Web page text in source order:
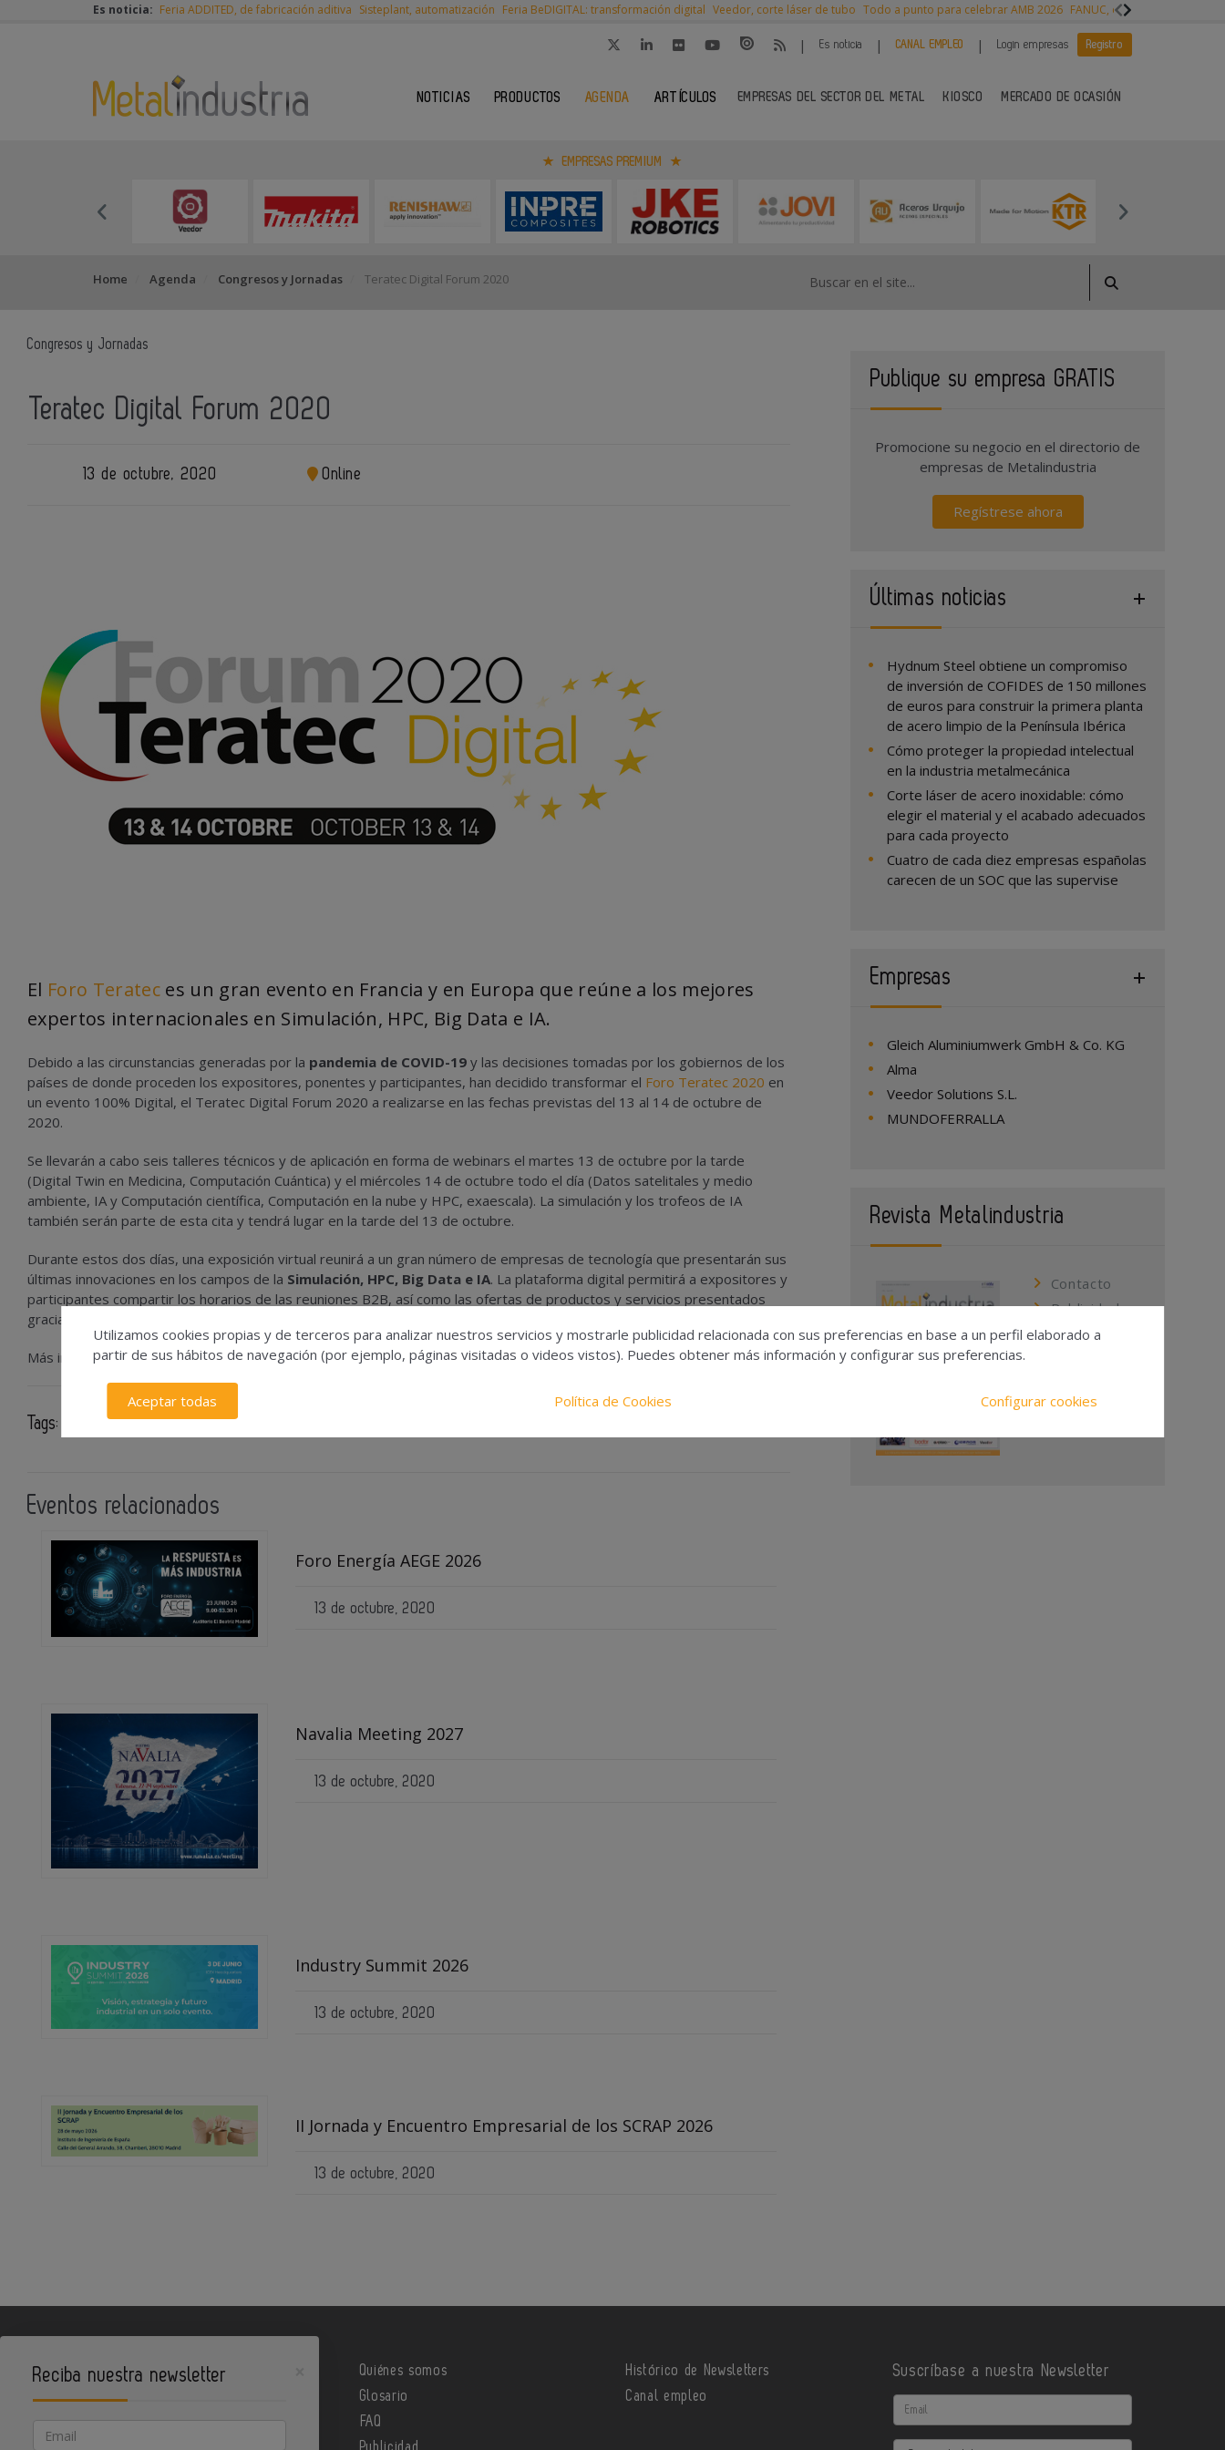
Es noticia: Feria ADDITED, de fabricación aditiva Sisteplant, automatización Feria BeDIGITAL: transformación digital Veedor, corte láser de tubo Todo a punto para celebrar AMB 2026 FANUC, colaboración con
| Es noticia | CANAL EMPLEO | Login empresas Registro
NOTICIAS PRODUCTOS AGENDA ARTÍCULOS EMPRESAS DEL SECTOR DEL METAL KIOSCO MERCADO DE OCASIÓN
EMPRESAS PREMIUM
Home Agenda Congresos y Jornadas Teratec Digital Forum 2020
Congresos y Jornadas
Teratec Digital Forum 2020
13 de octubre, 2020 Online
El Foro Teratec es un gran evento en Francia y en Europa que reúne a los mejores
expertos internacionales en Simulación, HPC, Big Data e IA.
Debido a las circunstancias generadas por la pandemia de COVID-19 y las decisiones tomadas por los gobiernos de los
países de donde proceden los expositores, ponentes y participantes, han decidido transformar el Foro Teratec 2020 en
un evento 100% Digital, el Teratec Digital Forum 2020 a realizarse en las fechas previstas del 13 al 14 de octubre de
2020.
Se llevarán a cabo seis talleres técnicos y de aplicación en forma de webinars el martes 13 de octubre por la tarde
(Digital Twin en Medicina, Computación Cuántica) y el miércoles 14 de octubre todo el día (Datos satelitales y medio
ambiente, IA y Computación científica, Computación en la nube y HPC, exaescala). La simulación y los trofeos de IA
también serán parte de esta cita y tendrá lugar en la tarde del 13 de octubre.
Durante estos dos días, una exposición virtual reunirá a un gran número de empresas de tecnología que presentarán sus
últimas innovaciones en los campos de la Simulación, HPC, Big Data e IA. La plataforma digital permitirá a expositores y
participantes compartir los horarios de las reuniones B2B, así como las ofertas de productos y servicios presentados
gracias a herramientas de comunicación eficientes.
Más información en la página web deTeratec.
Tags:
Eventos relacionados
Foro Energía AEGE 2026
13 de octubre, 2020
Navalia Meeting 2027
13 de octubre, 2020
Industry Summit 2026
13 de octubre, 2020
II Jornada y Encuentro Empresarial de los SCRAP 2026
13 de octubre, 2020
Publique su empresa GRATIS
Promocione su negocio en el directorio de
empresas de Metalindustria
Regístrese ahora
Últimas noticias
Hydnum Steel obtiene un compromiso
de inversión de COFIDES de 150 millones
de euros para construir la primera planta
de acero limpio de la Península Ibérica
Cómo proteger la propiedad intelectual
en la industria metalmecánica
Corte láser de acero inoxidable: cómo
elegir el material y el acabado adecuados
para cada proyecto
Cuatro de cada diez empresas españolas
carecen de un SOC que las supervise
Empresas
Gleich Aluminiumwerk GmbH & Co. KG
Alma
Veedor Solutions S.L.
MUNDOFERRALLA
Revista Metalindustria
Contacto
Publicidad
Suscripciones
Ver todas las
Quiénes somos
Glosario
FAQ
Histórico de Newsletters
Canal empleo
Suscríbase a nuestra Newsletter
Email
Utilizamos cookies propias y de terceros para analizar nuestros servicios y mostrarle publicidad relacionada con sus preferencias en base a un perfil elaborado a
partir de sus hábitos de navegación (por ejemplo, páginas visitadas o videos vistos). Puedes obtener más información y configurar sus preferencias.
Aceptar todas Política de Cookies Configurar cookies
Reciba nuestra newsletter
Email